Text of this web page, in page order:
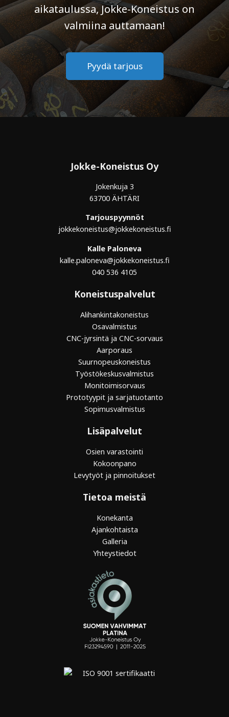
aikataulussa, Jokke-Koneistus on
valmiina auttamaan!
Pyydä tarjous
Jokke-Koneistus Oy
Jokenkuja 3
63700 ÄHTÄRI
Tarjouspyynnöt
jokkekoneistus@jokkekoneistus.fi
Kalle Paloneva
kalle.paloneva@jokkekoneistus.fi
040 536 4105
Koneistuspalvelut
Alihankintakoneistus
Osavalmistus
CNC-jyrsintä ja CNC-sorvaus
Aarporaus
Suurnopeuskoneistus
Työstökeskusvalmistus
Monitoimisorvaus
Prototyypit ja sarjatuotanto
Sopimusvalmistus
Lisäpalvelut
Osien varastointi
Kokoonpano
Levytyöt ja pinnoitukset
Tietoa meistä
Konekanta
Ajankohtaista
Galleria
Yhteystiedot